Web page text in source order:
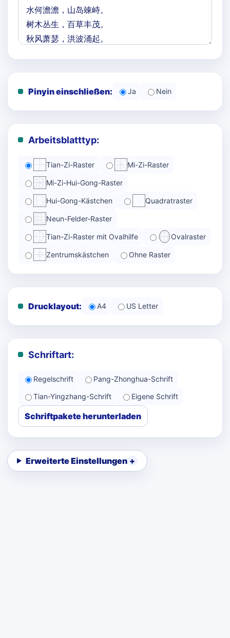
Pinyin einschließen: Ja Nein
Arbeitsblatttyp:
Tian-Zi-Raster Mi-Zi-Raster
Mi-Zi-Hui-Gong-Raster
Hui-Gong-Kästchen Quadratraster
Neun-Felder-Raster
Tian-Zi-Raster mit Ovalhilfe Ovalraster
Zentrumskästchen Ohne Raster
Drucklayout: A4 US Letter
Schriftart:
Regelschrift
Pang-Zhonghua-Schrift
Tian-Yingzhang-Schrift
Eigene Schrift
Schriftpakete herunterladen
Erweiterte Einstellungen